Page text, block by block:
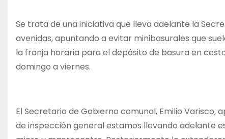
Se trata de una iniciativa que lleva adelante la
avenidas, apuntando a evitar minibasurales que
la franja horaria para el depósito de basura en
domingo a viernes.
El Secretario de Gobierno comunal, Emilio Varisco,
de inspección general estamos llevando adelante